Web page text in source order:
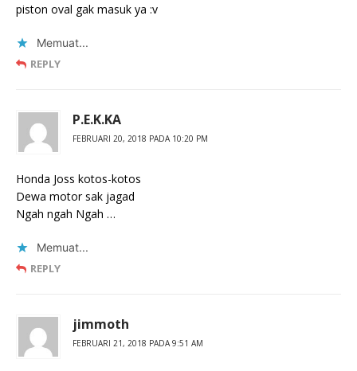
piston oval gak masuk ya :v
Memuat...
REPLY
P.E.K.KA
FEBRUARI 20, 2018 PADA 10:20 PM
Honda Joss kotos-kotos
Dewa motor sak jagad
Ngah ngah Ngah …
Memuat...
REPLY
jimmoth
FEBRUARI 21, 2018 PADA 9:51 AM